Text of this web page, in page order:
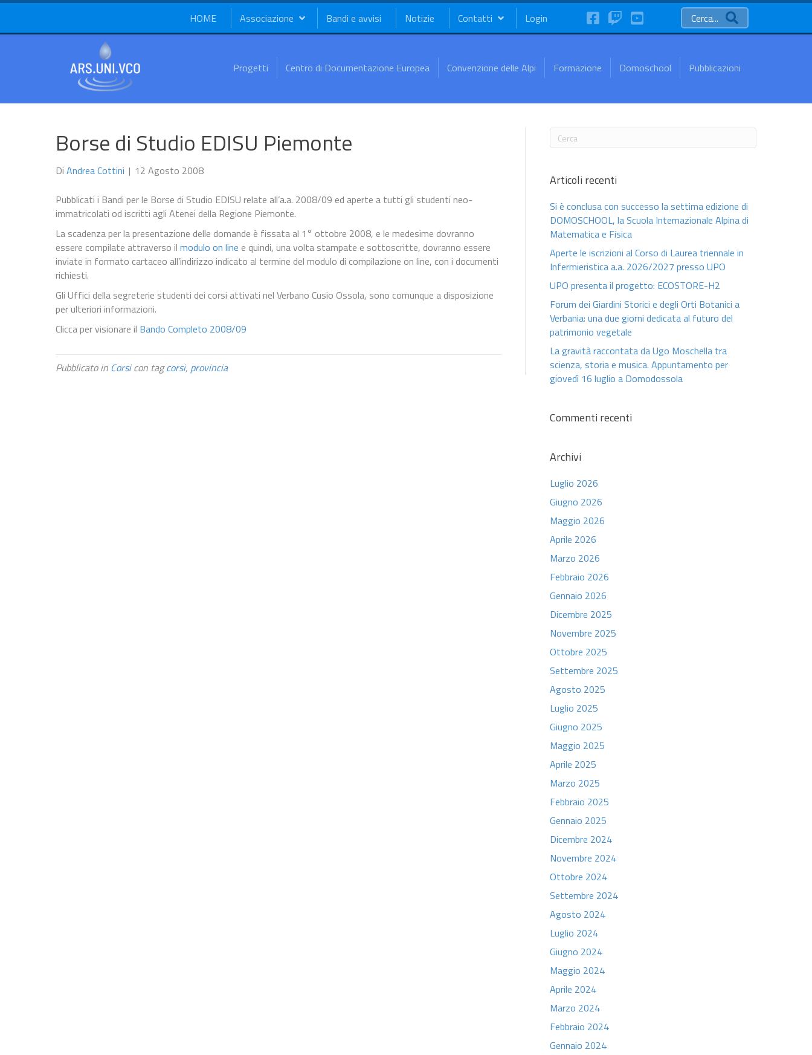
HOME Associazione Bandi e avvisi Notizie Contatti Login FaceBookTwitchYouTube Cerca...
Progetti Centro di Documentazione Europea Convenzione delle Alpi Formazione Domoschool Pubblicazioni
Borse di Studio EDISU Piemonte
Di Andrea Cottini | 12 Agosto 2008
Pubblicati i Bandi per le Borse di Studio EDISU relate all’a.a. 2008/09 ed aperte a tutti gli studenti neo-
immatricolati od iscritti agli Atenei della Regione Piemonte.
La scadenza per la presentazione delle domande è fissata al 1° ottobre 2008, e le medesime dovranno
essere compilate attraverso il modulo on line e quindi, una volta stampate e sottoscritte, dovranno essere
inviate in formato cartaceo all’indirizzo indicato al termine del modulo di compilazione on line, con i documenti
richiesti.
Gli Uffici della segreterie studenti dei corsi attivati nel Verbano Cusio Ossola, sono comunque a disposizione
per ulteriori informazioni.
Clicca per visionare il Bando Completo 2008/09
Pubblicato in Corsicon tagcorsi, provincia
Articoli recenti
Si è conclusa con successo la settima edizione di
DOMOSCHOOL, la Scuola Internazionale Alpina di
Matematica e Fisica
Aperte le iscrizioni al Corso di Laurea triennale in
Infermieristica a.a. 2026/2027 presso UPO
UPO presenta il progetto: ECOSTORE-H2
Forum dei Giardini Storici e degli Orti Botanici a
Verbania: una due giorni dedicata al futuro del
patrimonio vegetale
La gravità raccontata da Ugo Moschella tra
scienza, storia e musica. Appuntamento per
giovedì 16 luglio a Domodossola
Commenti recenti
Archivi
Luglio 2026
Giugno 2026
Maggio 2026
Aprile 2026
Marzo 2026
Febbraio 2026
Gennaio 2026
Dicembre 2025
Novembre 2025
Ottobre 2025
Settembre 2025
Agosto 2025
Luglio 2025
Giugno 2025
Maggio 2025
Aprile 2025
Marzo 2025
Febbraio 2025
Gennaio 2025
Dicembre 2024
Novembre 2024
Ottobre 2024
Settembre 2024
Agosto 2024
Luglio 2024
Giugno 2024
Maggio 2024
Aprile 2024
Marzo 2024
Febbraio 2024
Gennaio 2024